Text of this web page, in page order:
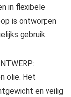
in flexibele
is ontworpen
gebruik.
olie. Het
en veilig